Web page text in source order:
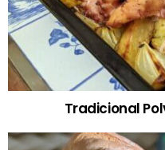
Tradicional